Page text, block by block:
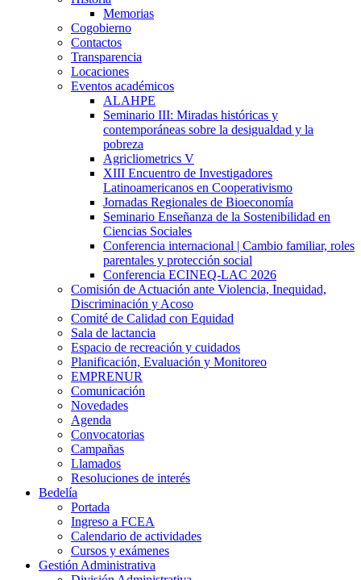
Memorias
Cogobierno
Contactos
Transparencia
Locaciones
Eventos académicos
ALAHPE
Seminario III: Miradas históricas y
contemporáneas sobre la desigualdad y la
pobreza
Agricliometrics V
XIII Encuentro de Investigadores
Latinoamericanos en Cooperativismo
Jornadas Regionales de Bioeconomía
Seminario Enseñanza de la Sostenibilidad en
Ciencias Sociales
Conferencia internacional | Cambio familiar, roles
parentales y protección social
Conferencia ECINEQ-LAC 2026
Comisión de Actuación ante Violencia, Inequidad,
Discriminación y Acoso
Comité de Calidad con Equidad
Sala de lactancia
Espacio de recreación y cuidados
Planificación, Evaluación y Monitoreo
EMPRENUR
Comunicación
Novedades
Agenda
Convocatorias
Campañas
Llamados
Resoluciones de interés
Bedelía
Portada
Ingreso a FCEA
Calendario de actividades
Cursos y exámenes
Gestión Administrativa